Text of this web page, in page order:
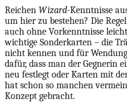
Reichen Wizard-Kenntnisse
um hier zu bestehen? Die
auch ohne Vorkenntnisse
wichtige Sonderkarten – die
nicht kennen und für
dafür, dass man der Gegnerin
neu festlegt oder Karten mit
hat schon so manchen
Konzept gebracht.